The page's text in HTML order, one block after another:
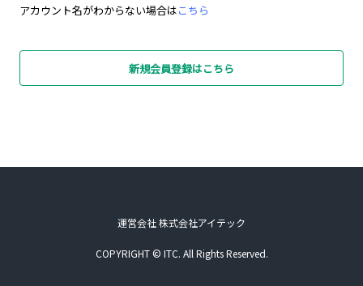
アカウント名がわからない場合はこちら
新規会員登録はこちら
運営会社 株式会社アイテック
COPYRIGHT © ITC. All Rights Reserved.